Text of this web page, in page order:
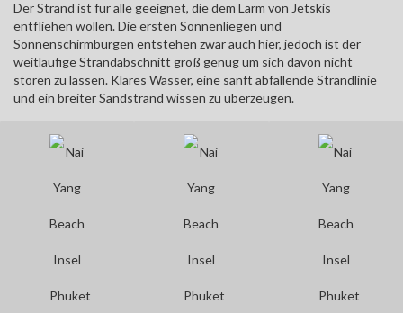
Der Strand ist für alle geeignet, die dem Lärm von Jetskis
entfliehen wollen. Die ersten Sonnenliegen und
Sonnenschirmburgen entstehen zwar auch hier, jedoch ist der
weitläufige Strandabschnitt groß genug um sich davon nicht
stören zu lassen. Klares Wasser, eine sanft abfallende Strandlinie
und ein breiter Sandstrand wissen zu überzeugen.